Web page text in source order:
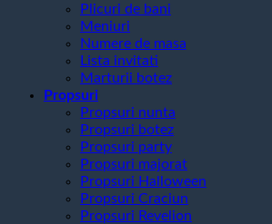
Plicuri de bani
Meniuri
Numere de masa
Lista invitati
Marturii botez
Propsuri
Propsuri nunta
Propsuri botez
Propsuri party
Propsuri majorat
Propsuri Halloween
Propsuri Craciun
Propsuri Revelion